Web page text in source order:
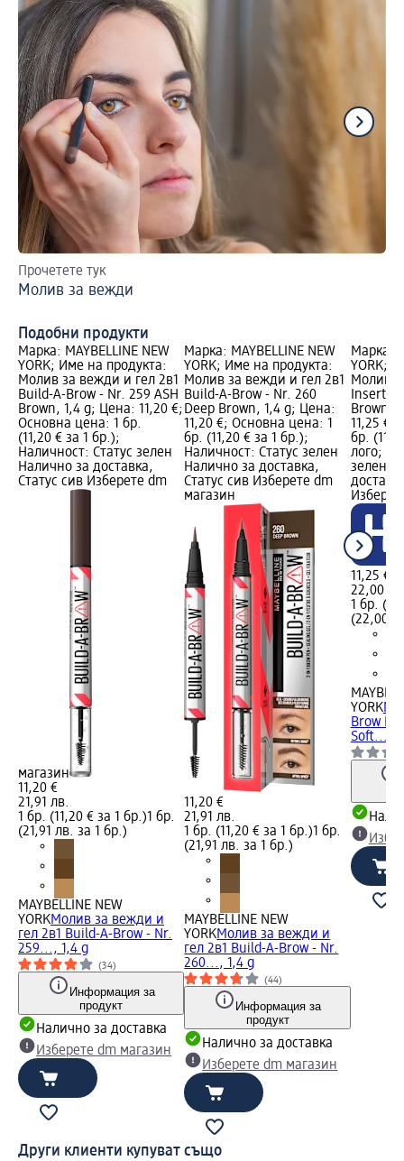
Прочетете тук
Молив за вежди
Подобни продукти
Марка: MAYBELLINE NEW
YORK; Име на продукта:
Молив за вежди и гел 2в1
Build-A-Brow - Nr. 259 ASH
Brown, 1,4 g; Цена: 11,20 €;
Основна цена: 1 бр.
(11,20 € за 1 бр.);
Наличност: Статус зелен
Налично за доставка,
Статус сив Изберете dm
магазин
11,20 €
21,91 лв.
1 бр. (11,20 € за 1 бр.)1 бр.
(21,91 лв. за 1 бр.)
MAYBELLINE NEW
YORKМолив за вежди и
гел 2в1 Build-A-Brow - Nr.
259..., 1,4 g
(34)
Информация за
продукт
Налично за доставка
Изберете dm магазин
Марка: MAYBELLINE NEW
YORK; Име на продукта:
Молив за вежди и гел 2в1
Build-A-Brow - Nr. 260
Deep Brown, 1,4 g; Цена:
11,20 €; Основна цена: 1
бр. (11,20 € за 1 бр.);
Наличност: Статус зелен
Налично за доставка,
Статус сив Изберете dm
магазин
11,20 €
21,91 лв.
1 бр. (11,20 € за 1 бр.)1 бр.
(21,91 лв. за 1 бр.)
MAYBELLINE NEW
YORKМолив за вежди и
гел 2в1 Build-A-Brow - Nr.
260..., 1,4 g
(44)
Информация за
продукт
Налично за доставка
Изберете dm магазин
Марка:
YORK;
Молив
Inserts
Brown,
11,25 €;
бр.
лого;
зелен
11,25 €
22,00
1 бр.
(22,00
YORK
Brow
Soft...,
Други клиенти купуват също